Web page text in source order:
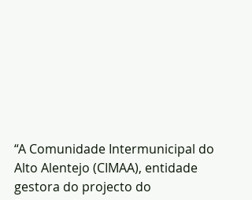
“A Comunidade Intermunicipal do
Alto Alentejo (CIMAA), entidade
gestora do projecto do